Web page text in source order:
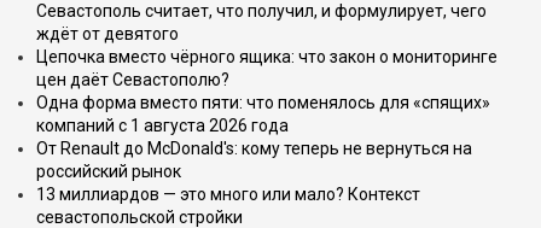
Севастополь считает, что получил, и формулирует, чего
ждёт от девятого
Цепочка вместо чёрного ящика: что закон о мониторинге
цен даёт Севастополю?
Одна форма вместо пяти: что поменялось для «спящих»
компаний с 1 августа 2026 года
От Renault до McDonald's: кому теперь не вернуться на
российский рынок
13 миллиардов — это много или мало? Контекст
севастопольской стройки